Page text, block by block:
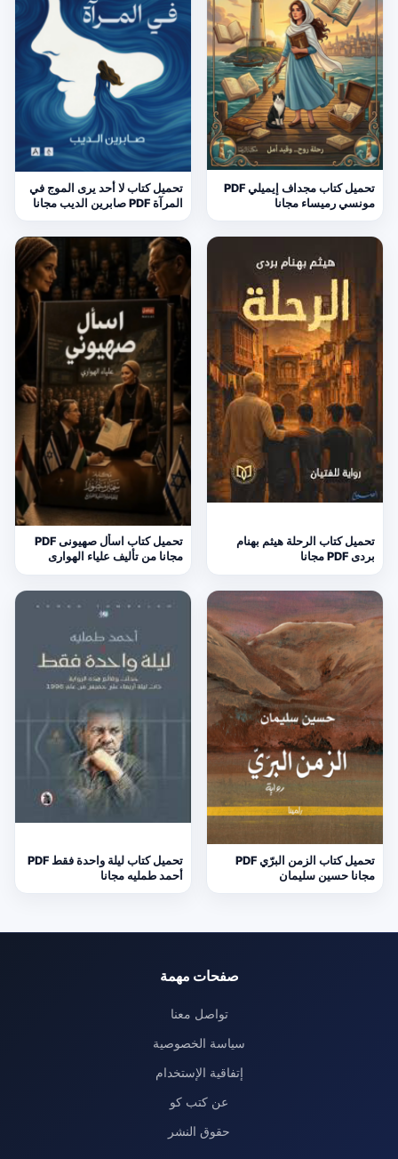
تحميل كتاب مجداف إيميلي PDF
مونسي رميساء مجانا
تحميل كتاب لا أحد يرى الموج في
المرآة PDF صابرين الديب مجانا
تحميل كتاب الرحلة هيثم بهنام
بردى PDF مجانا
تحميل كتاب اسأل صهيونى PDF
مجانا من تأليف علياء الهوارى
تحميل كتاب الزمن البرّي PDF
مجانا حسين سليمان
تحميل كتاب ليلة واحدة فقط PDF
أحمد طمليه مجانا
صفحات مهمة
تواصل معنا
سياسة الخصوصية
إتفاقية الإستخدام
عن كتب كو
حقوق النشر